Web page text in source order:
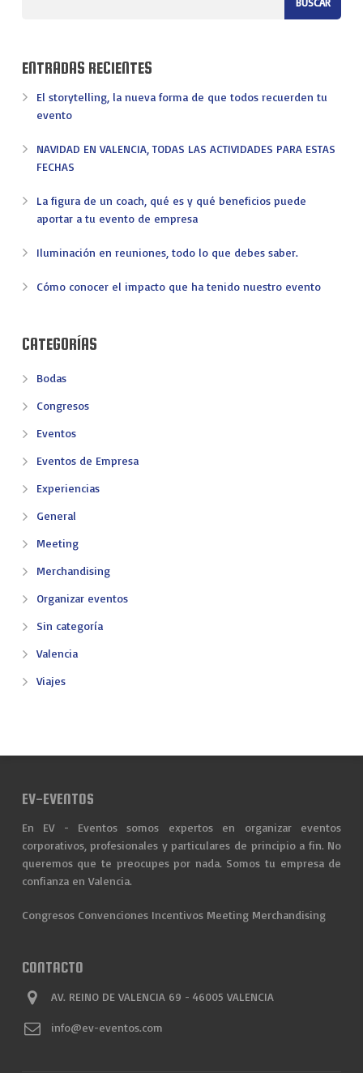
ENTRADAS RECIENTES
El storytelling, la nueva forma de que todos recuerden tu
evento
NAVIDAD EN VALENCIA, TODAS LAS ACTIVIDADES PARA ESTAS
FECHAS
La figura de un coach, qué es y qué beneficios puede
aportar a tu evento de empresa
Iluminación en reuniones, todo lo que debes saber.
Cómo conocer el impacto que ha tenido nuestro evento
CATEGORÍAS
Bodas
Congresos
Eventos
Eventos de Empresa
Experiencias
General
Meeting
Merchandising
Organizar eventos
Sin categoría
Valencia
Viajes
EV-EVENTOS
En EV - Eventos somos expertos en organizar eventos
corporativos, profesionales y particulares de principio a fin. No
queremos que te preocupes por nada. Somos tu empresa de
confianza en Valencia.
Congresos Convenciones Incentivos Meeting Merchandising
CONTACTO
AV. REINO DE VALENCIA 69 - 46005 VALENCIA
info@ev-eventos.com